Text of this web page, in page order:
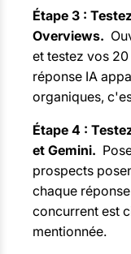
Étape 3 :
Overviews.
et testez vos
réponse IA
organiques,
Étape 4 :
et Gemini.
prospects
chaque
concurrent est
mentionnée.